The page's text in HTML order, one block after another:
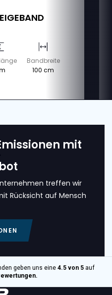
Bandbreite
100 cm
mit
treffen wir
Rücksicht auf Mensch
geben uns eine 4.5 von 5 auf